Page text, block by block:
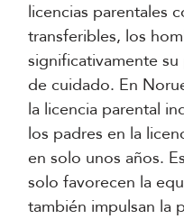
licencias parentales
transferibles, los
significativamente
de cuidado. En
la licencia parental
los padres en la
en solo unos años​.
solo favorecen la
también impulsan la